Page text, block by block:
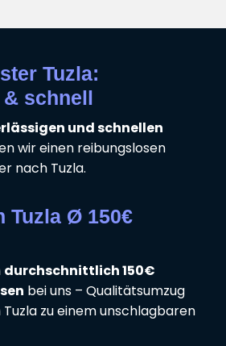
Tuzla:
schnell
und schnellen
wir einen reibungslosen
nach Tuzla.
Tuzla Ø 150€
durchschnittlich 150€
bei uns – Qualitätsumzug
zu einem unschlagbaren